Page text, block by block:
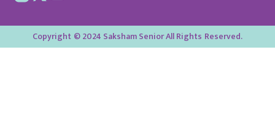
Copyright © 2024 Saksham Senior All Rights Reserved.